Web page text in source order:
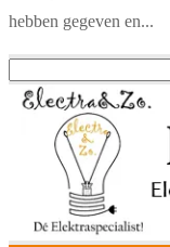
hebben gegeven en...
naar: